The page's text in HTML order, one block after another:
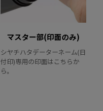
マスター部(印面のみ)
シヤチハタデーターネーム(日
付印)専用の印面はこちらか
ら。